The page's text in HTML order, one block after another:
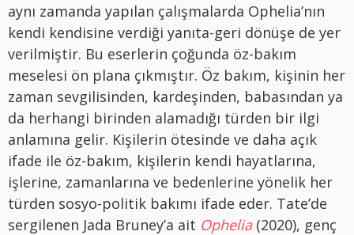
aynı zamanda yapılan çalışmalarda Ophelia’nın
kendi kendisine verdiği yanıta-geri dönüşe de yer
verilmiştir. Bu eserlerin çoğunda öz-bakım
meselesi ön plana çıkmıştır. Öz bakım, kişinin her
zaman sevgilisinden, kardeşinden, babasından ya
da herhangi birinden alamadığı türden bir ilgi
anlamına gelir. Kişilerin ötesinde ve daha açık
ifade ile öz-bakım, kişilerin kendi hayatlarına,
işlerine, zamanlarına ve bedenlerine yönelik her
türden sosyo-politik bakımı ifade eder. Tate’de
sergilenen Jada Bruney’a ait Ophelia (2020), genç